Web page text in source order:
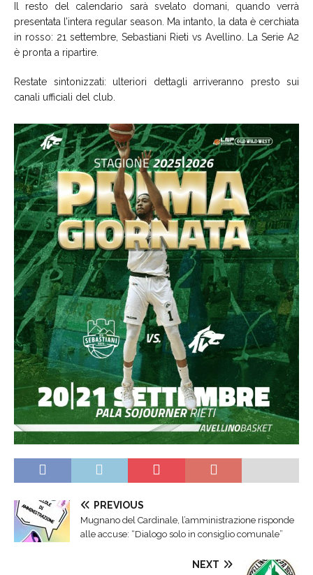
Il resto del calendario sarà svelato domani, quando verrà
presentata l’intera regular season. Ma intanto, la data è cerchiata
in rosso: 21 settembre, Sebastiani Rieti vs Avellino. La Serie A2
è pronta a ripartire.
Restate sintonizzati: ulteriori dettagli arriveranno presto sui
canali ufficiali del club.
PREVIOUS
Mugnano del Cardinale, l’amministrazione risponde
alle accuse: “Dialogo solo in consiglio comunale”
NEXT